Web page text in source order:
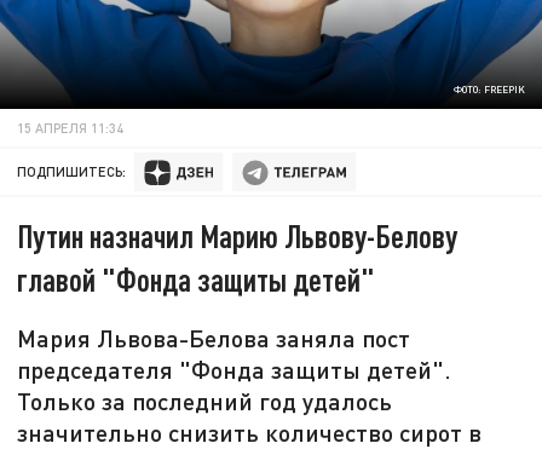
ФОТО: FREEPIK
15 АПРЕЛЯ 11:34
ПОДПИШИТЕСЬ:
Путин назначил Марию Львову-Белову
главой "Фонда защиты детей"
Мария Львова-Белова заняла пост
председателя "Фонда защиты детей".
Только за последний год удалось
значительно снизить количество сирот в